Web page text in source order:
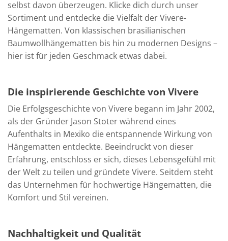
selbst davon überzeugen. Klicke dich durch unser
Sortiment und entdecke die Vielfalt der Vivere-
Hängematten. Von klassischen brasilianischen
Baumwollhängematten bis hin zu modernen Designs –
hier ist für jeden Geschmack etwas dabei.
Die inspirierende Geschichte von Vivere
Die Erfolgsgeschichte von Vivere begann im Jahr 2002,
als der Gründer Jason Stoter während eines
Aufenthalts in Mexiko die entspannende Wirkung von
Hängematten entdeckte. Beeindruckt von dieser
Erfahrung, entschloss er sich, dieses Lebensgefühl mit
der Welt zu teilen und gründete Vivere. Seitdem steht
das Unternehmen für hochwertige Hängematten, die
Komfort und Stil vereinen.
Nachhaltigkeit und Qualität